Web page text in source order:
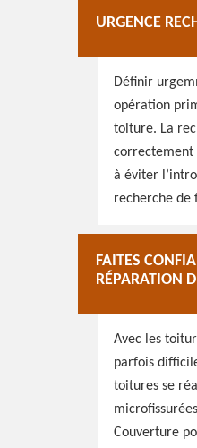
URGENCE
Définir
opération
toiture. La
correctement
à éviter
recherche de
FAITES
RÉPARATION
Avec les
parfois
toitures se
Couverture